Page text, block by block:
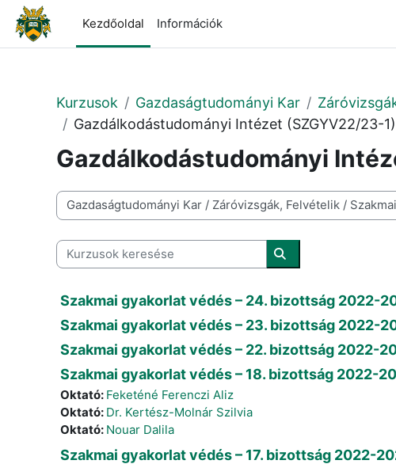
Tovább a fő tartalomhoz
Kezdőoldal
Információk
Kurzusok Gazdaságtudományi Kar
Gazdálkodástudományi Intézet (SZGYV22/23-1)
Gazdálkodástudományi
Kurzuskategóriák
Kurzusok keresése
Kurzusok keresése
Szakmai gyakorlat védés – 24. bizottság 2022-
Szakmai gyakorlat védés – 23. bizottság 2022-
Szakmai gyakorlat védés – 22. bizottság 2022-
Szakmai gyakorlat védés – 18. bizottság 2022-
Oktató: Feketéné Ferenczi Aliz
Oktató: Dr. Kertész-Molnár Szilvia
Oktató: Nouar Dalila
Szakmai gyakorlat védés – 17. bizottság 2022-